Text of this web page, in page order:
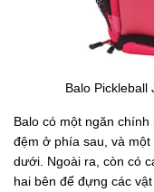
Balo Pickleball
Balo có một ngăn
đệm ở phía sau, và
dưới. Ngoài ra, còn có
hai bên để đựng các